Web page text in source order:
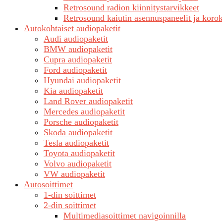
Retrosound radion kiinnitystarvikkeet
Retrosound kaiutin asennuspaneelit ja
Autokohtaiset audiopaketit
Audi audiopaketit
BMW audiopaketit
Cupra audiopaketit
Ford audiopaketit
Hyundai audiopaketit
Kia audiopaketit
Land Rover audiopaketit
Mercedes audiopaketit
Porsche audiopaketit
Skoda audiopaketit
Tesla audiopaketit
Toyota audiopaketit
Volvo audiopaketit
VW audiopaketit
Autosoittimet
1-din soittimet
2-din soittimet
Multimediasoittimet navigoinnilla